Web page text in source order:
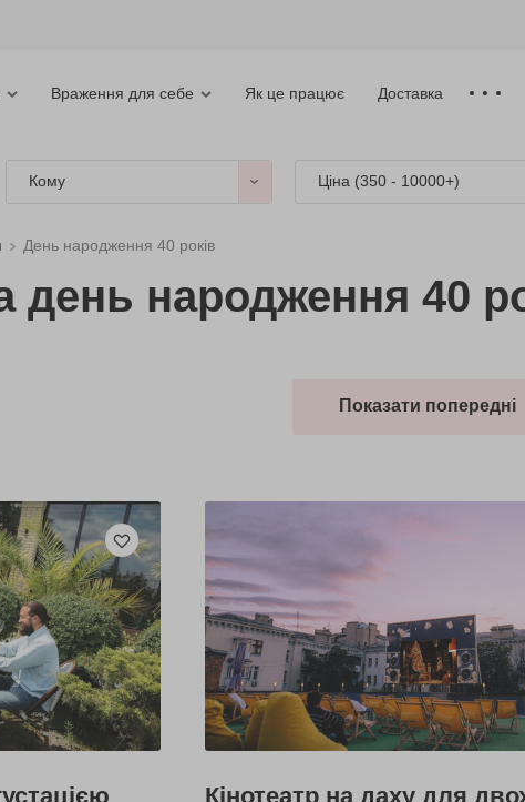
Враження для себе Як це працює Доставка
Кому Ціна (350 - 10000+)
День народження 40 років
день народження 40
Показати попередні
Кінотеатр на даху для